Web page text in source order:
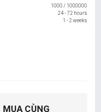
1000 / 1000000
24 - 72 hours
1 - 2 weeks
MUA CÙNG